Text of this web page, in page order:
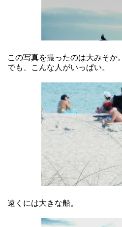
この写真を撮ったのは大みそか。
でも、こんな人がいっぱい。
遠くには大きな船。